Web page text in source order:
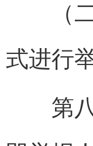
（二
式进行
第八